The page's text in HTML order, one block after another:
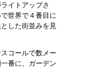
イトアップさ
世界で４番目に
した街並みを見
コールで数メー
番に、ガーデン